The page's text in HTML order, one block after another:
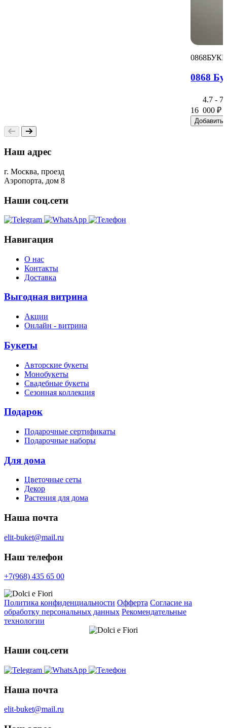
0868
4.7 -
16 000₽
Добавить
Наш адрес
г. Москва, проезд
Аэропорта, дом 8
Наши соц.сети
Навигация
О нас
Контакты
Доставка
Выгодная витрина
Акции
Онлайн - витрина
Букеты
Авторские букеты
Монобукеты
Свадебные букеты
Сезонная коллекция
Подарок
Подарочные сертификаты
Подарочные наборы
Для дома
Цветочные сеты
Декор
Растения для дома
Наша почта
elit-buket@mail.ru
Наш телефон
+7(968) 435 65 00
Политика конфиденциальности Офферта Согласие на
обработку персональных данных Рекомендательные
технологии
Наши соц.сети
Наша почта
elit-buket@mail.ru